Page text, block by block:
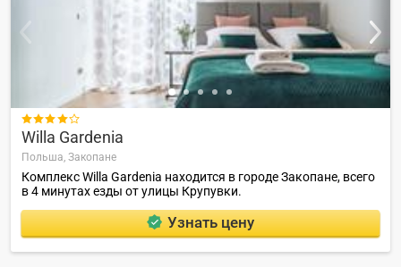

Willa Gardenia
Польша, Закопане
Комплекс Willa Gardenia находится в городе Закопане, всего
в 4 минутах езды от улицы Крупувки.
Узнать цену